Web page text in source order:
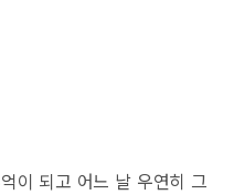
이 되고 어느 날 우연히 그